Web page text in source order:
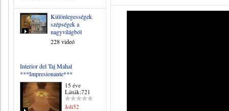
Különlegességek,
szépségek a
nagyvilágból
228 videó
Interior del Taj Mahal
***Impresionante***
15 éve
Látták:721
Joli52